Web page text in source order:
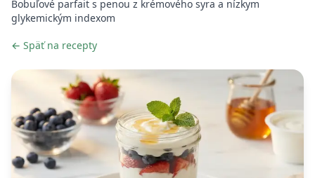
Bobuľové parfait s penou z krémového syra a nízkym
glykemickým indexom
← Späť na recepty